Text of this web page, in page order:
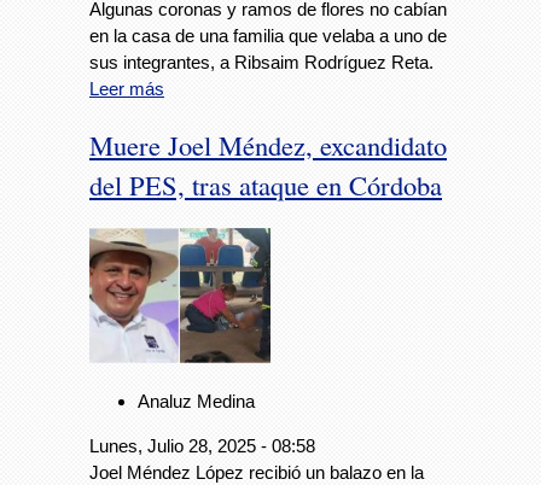
Algunas coronas y ramos de flores no cabían
en la casa de una familia que velaba a uno de
sus integrantes, a Ribsaim Rodríguez Reta.
Leer más
Muere Joel Méndez, excandidato
del PES, tras ataque en Córdoba
Analuz Medina
Lunes, Julio 28, 2025 - 08:58
Joel Méndez López recibió un balazo en la